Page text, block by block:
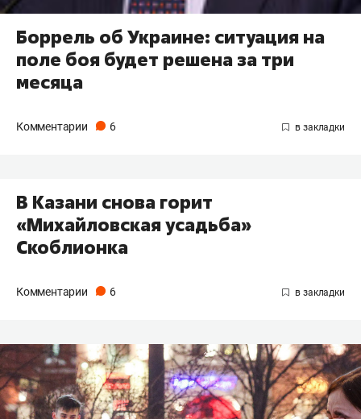
Боррель об Украине: ситуация на
поле боя будет решена за три
месяца
Комментарии 6
В Казани снова горит
«Михайловская усадьба»
Скоблионка
Комментарии 6